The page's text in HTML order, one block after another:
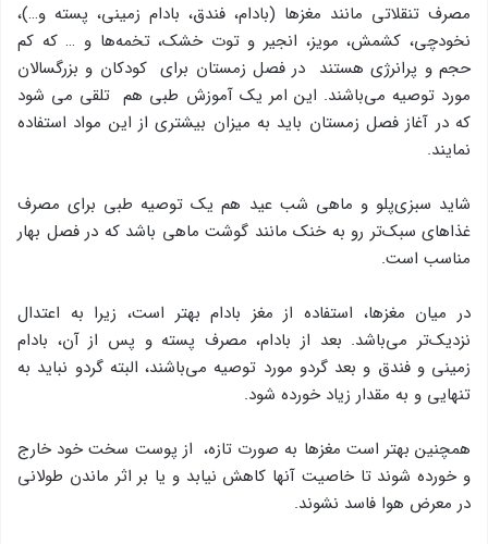
مصرف تنقلاتی مانند مغزها (بادام، فندق، بادام زمینی، پسته و…)،
نخودچی، کشمش، مویز، انجیر و توت خشک، تخمه‌ها و … كه كم
حجم و پرانرژی هستند در فصل زمستان برای كودكان و بزرگسالان
مورد توصیه می‌باشند. این امر یك آموزش طبی هم تلقی می شود
كه در آغاز فصل زمستان باید به میزان بیشتری از این مواد استفاده
نمایند.
شاید سبزی‌پلو و ماهی شب عید هم یك توصیه طبی برای مصرف
غذاهای سبك‌تر رو به خنک مانند گوشت ماهی باشد كه در فصل بهار
مناسب است.
در میان مغزها، استفاده از مغز بادام بهتر است، زیرا به اعتدال
نزدیك‌تر می‌باشد. بعد از بادام، مصرف پسته و پس از آن، بادام
زمینی و فندق و بعد گردو مورد توصیه می‌باشند، البته گردو نباید به
تنهایی و به مقدار زیاد خورده شود.
همچنین بهتر است مغزها به صورت تازه، از پوست سخت خود خارج
و خورده شوند تا خاصیت آنها كاهش نیابد و یا بر اثر ماندن طولانی
در معرض هوا فاسد نشوند.